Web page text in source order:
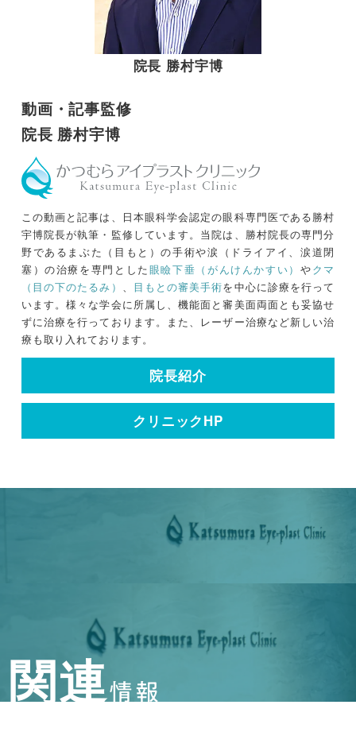
院長 勝村宇博
動画・記事監修
院長 勝村宇博
この動画と記事は、日本眼科学会認定の眼科専門医である勝村
宇博院長が執筆・監修しています。当院は、勝村院長の専門分
野であるまぶた（目もと）の手術や涙（ドライアイ、涙道閉
塞）の治療を専門とした眼瞼下垂（がんけんかすい） やクマ
（目の下のたるみ） 、 目もとの審美手術を中心に診療を行って
います。様々な学会に所属し、機能面と審美面両面とも妥協せ
ずに治療を行っております。また、レーザー治療など新しい治
療も取り入れております。
院長紹介
クリニックHP
関連情報